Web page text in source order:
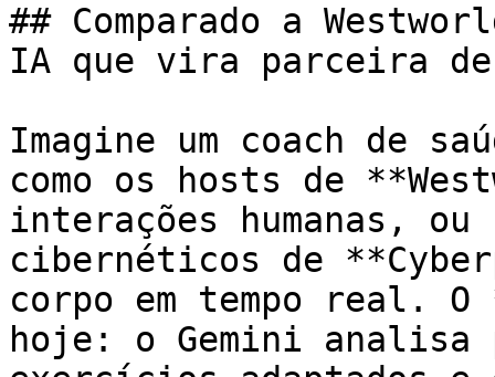
## Comparado a
IA que vira parceira
Imagine um coach de
como os hosts de
interações humanas, ou
cibernéticos de
corpo em tempo
hoje: o Gemini analisa